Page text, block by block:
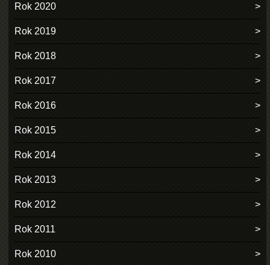
Rok 2020
Rok 2019
Rok 2018
Rok 2017
Rok 2016
Rok 2015
Rok 2014
Rok 2013
Rok 2012
Rok 2011
Rok 2010